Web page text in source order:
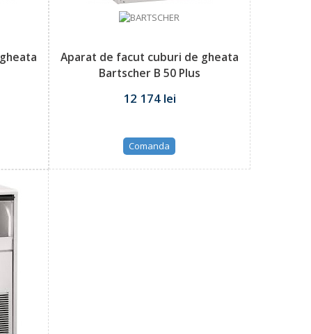
Aparat de facut cuburi de gheata
Bartscher B 50 Plus
12 174 lei
Comanda